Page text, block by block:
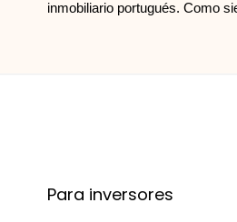
inmobiliario portugués. Como
Para inversores